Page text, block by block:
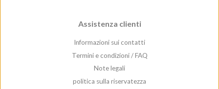
Assistenza clienti
Informazioni sui contatti
Termini e condizioni / FAQ
Note legali
politica sulla riservatezza